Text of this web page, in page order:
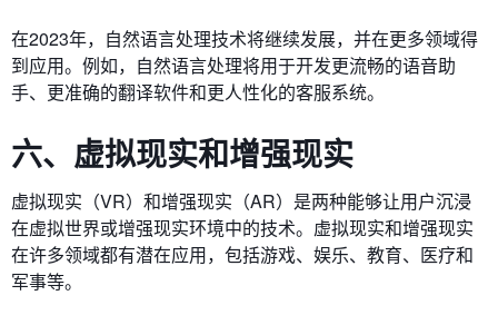
在2023年，自然语言处理技术将继续发展，并在更多领域得
到应用。例如，自然语言处理将用于开发更流畅的语音助
手、更准确的翻译软件和更人性化的客服系统。
六、虚拟现实和增强现实
虚拟现实（VR）和增强现实（AR）是两种能够让用户沉浸
在虚拟世界或增强现实环境中的技术。虚拟现实和增强现实
在许多领域都有潜在应用，包括游戏、娱乐、教育、医疗和
军事等。